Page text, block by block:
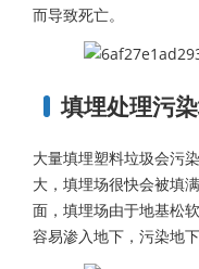
而导致死亡。
填埋处理污
大量填埋塑料垃圾会污
大，填埋场很快会被填
面，填埋场由于地基松
容易渗入地下，污染地